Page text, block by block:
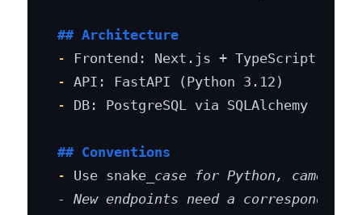
## Architecture
-
-
-
DB: PostgreSQL via SQLAlchemy
## Conventions
-
Use snake _case for Python,
- New endpoints need a